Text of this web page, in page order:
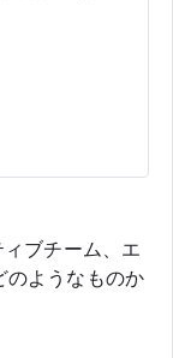
ブチーム、エ
のようなものか